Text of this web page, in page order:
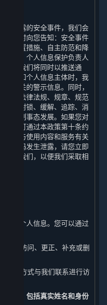
息泄露的安全事件，我们会
并及时向您告知：安全事件
的处置措施、自主防范和降
措施、个人信息保护负责人
式。我们将同时以推送通
一告知个人信息主体时，我
您有关的警示信息。同时，
按照法律法规、规章、规范
采取封锁、缓解、追踪、消
，控制事态发展。如果您对
问，可通过本政策第十条约
自己与使用内容和服务有关
及密码发生泄露，请您立即
联络我们，以便我们采取相
部分个人信息。您可以通过
户中访问、更正、补充或删
联系方式与我们联系进行访
信息，包括真实姓名和身份